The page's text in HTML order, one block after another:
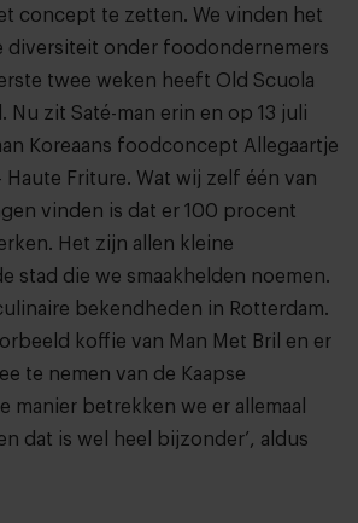
concept te zetten. We vinden het
diversiteit onder foodondernemers
twee weken heeft Old Scuola
Nu zit Saté-man erin en op 13 juli
Koreaans foodconcept Allegaartje
Haute Friture. Wat wij zelf één van
vinden is dat er 100 procent
Het zijn allen kleine
stad die we smaakhelden noemen.
bekendheden in Rotterdam.
koffie van Man Met Bril en er
te nemen van de Kaapse
manier betrekken we er allemaal
dat is wel heel bijzonder’, aldus